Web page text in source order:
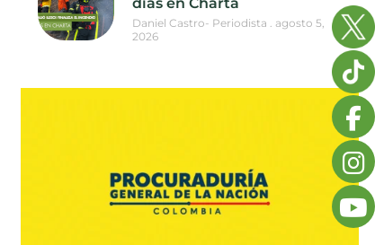
Daniel Castro- Periodista
agosto 5,
2026